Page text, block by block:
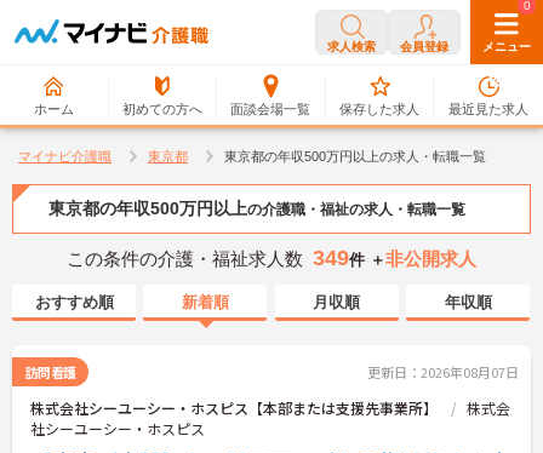
求人検索 会員登録 メニュー
ホーム 初めての方へ 面談会場一覧
0
保存した求人
0
最近見た求人
マイナビ介護職 東京都 東京都の年収500万円以上の求人・転職一覧
東京都の年収500万円以上の介護職・福祉の求人・転職一覧
この条件の介護・福祉求人数 349件 ＋非公開求人
おすすめ順 新着順 月収順 年収順
訪問看護 更新日：2026年08月07日
株式会社シーユーシー・ホスピス【本部または支援先事業所】
株式会
社シーユーシー・ホスピス